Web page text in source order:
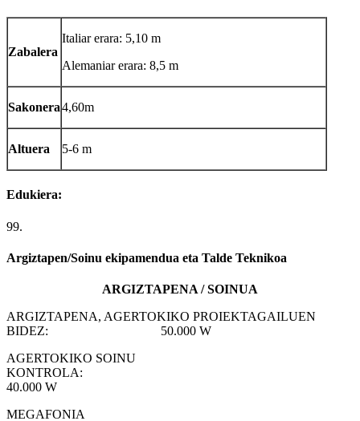
Zabalera
Italiar erara: 5,10 m
Alemaniar erara: 8,5 m
Sakonera4,60m
Altuera 5-6 m
Edukiera:
99.
Argiztapen/Soinu ekipamendua eta Talde Teknikoa
ARGIZTAPENA /SOINUA
ARGIZTAPENA, AGERTOKIKO PROIEKTAGAILUEN
BIDEZ: 50.000 W
AGERTOKIKO SOINU
KONTROLA:
40.000 W
MEGAFONIA